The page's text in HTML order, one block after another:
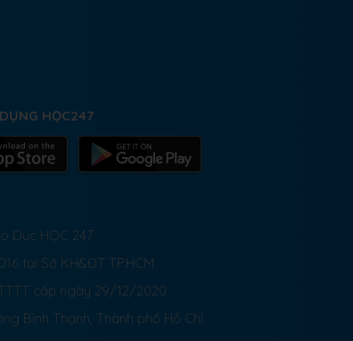
HỌC247
Dục HỌC 247
tại Sở KH&ĐT TP.HCM
cấp ngày 29/12/2020
Bình Thạnh, Thành phố Hồ Chí